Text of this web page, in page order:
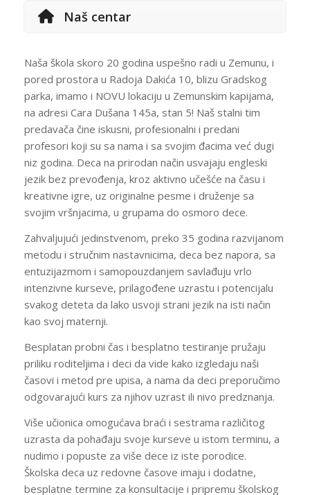
Naš centar
Naša škola skoro 20 godina uspešno radi u Zemunu, i
pored prostora u Radoja Dakića 10, blizu Gradskog
parka, imamo i NOVU lokaciju u Zemunskim kapijama,
na adresi Cara Dušana 145a, stan 5! Naš stalni tim
predavača čine iskusni, profesionalni i predani
profesori koji su sa nama i sa svojim đacima već dugi
niz godina. Deca na prirodan način usvajaju engleski
jezik bez prevođenja, kroz aktivno učešće na času i
kreativne igre, uz originalne pesme i druženje sa
svojim vršnjacima, u grupama do osmoro dece.
Zahvaljujući jedinstvenom, preko 35 godina razvijanom
metodu i stručnim nastavnicima, deca bez napora, sa
entuzijazmom i samopouzdanjem savlađuju vrlo
intenzivne kurseve, prilagođene uzrastu i potencijalu
svakog deteta da lako usvoji strani jezik na isti način
kao svoj maternji.
Besplatan probni čas i besplatno testiranje pružaju
priliku roditeljima i deci da vide kako izgledaju naši
časovi i metod pre upisa, a nama da deci preporučimo
odgovarajući kurs za njihov uzrast ili nivo predznanja.
Više učionica omogućava braći i sestrama različitog
uzrasta da pohađaju svoje kurseve u istom terminu, a
nudimo i popuste za više dece iz iste porodice.
Školska deca uz redovne časove imaju i dodatne,
besplatne termine za konsultacije i pripremu školskog